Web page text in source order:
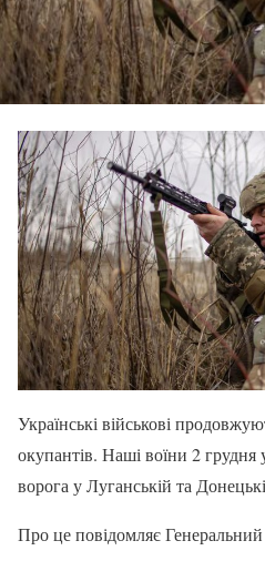
Українські військові
окупантів. Наші воїни 2
ворога у Луганській та
Про це повідомляє